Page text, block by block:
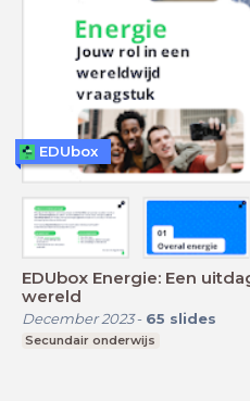
EDUbox Energie: Een
wereld
December 2023- 65 slides
Secundair onderwijs
EDUbox